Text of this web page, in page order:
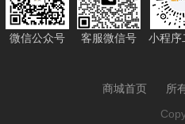
微信公众号 客服微信号 小程序
商城首页
所